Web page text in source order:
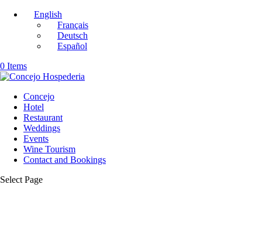
English
Français
Deutsch
Español
0 Items
Concejo
Hotel
Restaurant
Weddings
Events
Wine Tourism
Contact and Bookings
Select Page